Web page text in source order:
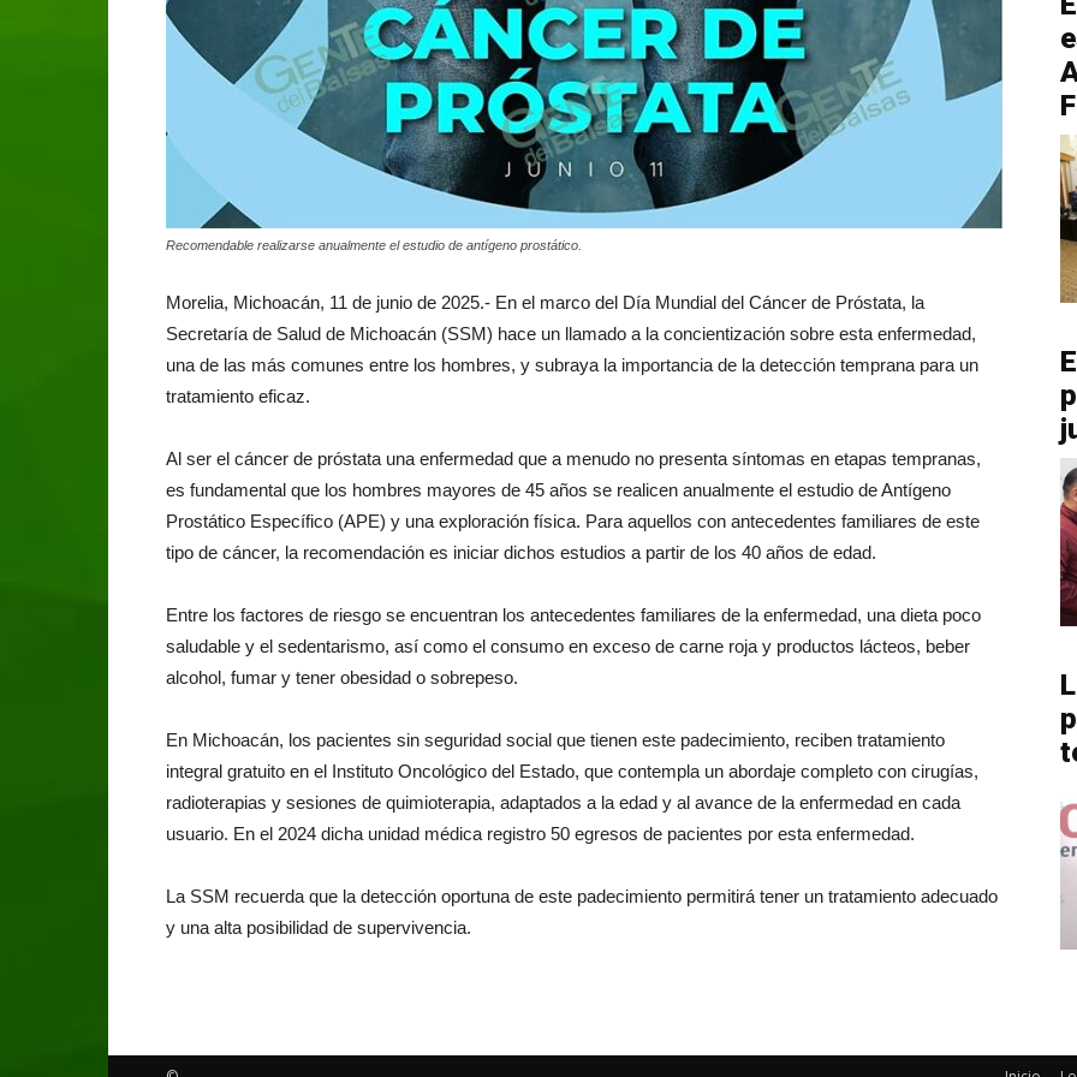
Recomendable realizarse anualmente el estudio de antígeno prostático.
Morelia, Michoacán, 11 de junio de 2025.- En el marco del Día Mundial del Cáncer de Próstata, la
Secretaría de Salud de Michoacán (SSM) hace un llamado a la concientización sobre esta enfermedad,
una de las más comunes entre los hombres, y subraya la importancia de la detección temprana para un
tratamiento eficaz.
Al ser el cáncer de próstata una enfermedad que a menudo no presenta síntomas en etapas tempranas,
es fundamental que los hombres mayores de 45 años se realicen anualmente el estudio de Antígeno
Prostático Específico (APE) y una exploración física. Para aquellos con antecedentes familiares de este
tipo de cáncer, la recomendación es iniciar dichos estudios a partir de los 40 años de edad.
Entre los factores de riesgo se encuentran los antecedentes familiares de la enfermedad, una dieta poco
saludable y el sedentarismo, así como el consumo en exceso de carne roja y productos lácteos, beber
alcohol, fumar y tener obesidad o sobrepeso.
En Michoacán, los pacientes sin seguridad social que tienen este padecimiento, reciben tratamiento
integral gratuito en el Instituto Oncológico del Estado, que contempla un abordaje completo con cirugías,
radioterapias y sesiones de quimioterapia, adaptados a la edad y al avance de la enfermedad en cada
usuario. En el 2024 dicha unidad médica registro 50 egresos de pacientes por esta enfermedad.
La SSM recuerda que la detección oportuna de este padecimiento permitirá tener un tratamiento adecuado
y una alta posibilidad de supervivencia.